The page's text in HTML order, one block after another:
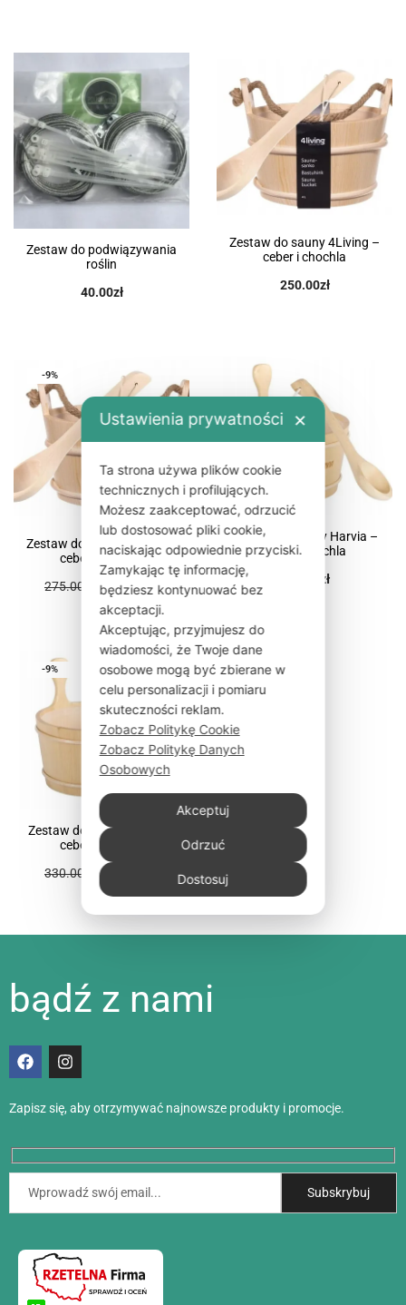
Zestaw do podwiązywania
roślin
40.00zł
Zestaw do sauny 4Living –
ceber i chochla
250.00zł
-9%
Zestaw do sauny 4Living –
ceber i chochla
275.00
250.00zł
Zestaw do sauny Harvia –
ceber i chochla
zł
-9%
Zestaw do sauny Harvia –
ceber i chochla
330.00
bądź z nami
Zapisz się, aby otrzymywać najnowsze produkty i promocje.
Ustawienia prywatności ✕
Ta strona używa plików cookie
technicznych i profilujących.
Możesz zaakceptować, odrzucić
lub dostosować pliki cookie,
naciskając odpowiednie przyciski.
Zamykając tę informację,
będziesz kontynuować bez
akceptacji.
Akceptując, przyjmujesz do
wiadomości, że Twoje dane
osobowe mogą być zbierane w
celu personalizacji i pomiaru
skuteczności reklam.
Zobacz Politykę Cookie
Zobacz Politykę Danych
Osobowych
Akceptuj
Odrzuć
Dostosuj